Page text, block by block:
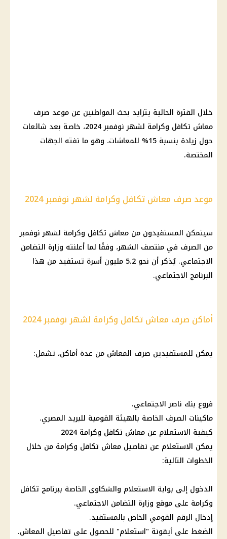
خلال الفترة الحالية يتزايد بحث المواطنين عن موعد صرف
معاش تكافل وكرامة لشهر نوفمبر 2024، خاصة بعد
شائعات
حول زيادة بنسبة 15% للمعاشات، وهو ما نفته الجهات
المختصة.
موعد صرف معاش تكافل وكرامة لشهر نوفمبر 2024
سيتمكن المستفيدون من معاش تكافل وكرامة لشهر نوفمبر
من الصرف في منتصف الشهر، وفقًا لما أعلنته وزارة التضامن
الاجتماعي
. يُذكر أن نحو 5.2 مليون أسرة تستفيد من هذا
البرنامج الاجتماعي.
أماكن صرف معاش تكافل وكرامة لشهر نوفمبر 2024
يمكن للمستفيدين صرف المعاش من عدة أماكن، تشمل:
فروع بنك ناصر الاجتماعي.
ماكينات الصرف الخاصة بالهيئة القومية للبريد المصري.
كيفية الاستعلام عن معاش تكافل وكرامة 2024
يمكن الاستعلام عن تفاصيل معاش تكافل وكرامة من خلال
الخطوات التالية:
الدخول إلى بوابة الاستعلام والشكاوى الخاصة ببرنامج تكافل
وكرامة على موقع وزارة التضامن الاجتماعي.
إدخال الرقم القومي الخاص بالمستفيد.
الضغط على أيقونة "استعلام" للحصول على تفاصيل المعاش.